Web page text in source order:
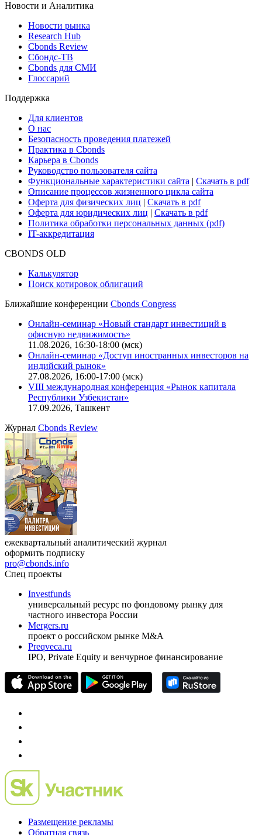
Новости и Аналитика
Новости рынка
Research Hub
Cbonds Review
Сбондс-ТВ
Cbonds для СМИ
Глоссарий
Поддержка
Для клиентов
О нас
Безопасность проведения платежей
Практика в Cbonds
Карьера в Cbonds
Руководство пользователя сайта
Функциональные характеристики сайта | Скачать в pdf
Описание процессов жизненного цикла сайта
Оферта для физических лиц | Скачать в pdf
Оферта для юридических лиц | Скачать в pdf
Политика обработки персональных данных (pdf)
IT-аккредитация
CBONDS OLD
Калькулятор
Поиск котировок облигаций
Ближайшие конференции Cbonds Congress
Онлайн-семинар «Новый стандарт инвестиций в
офисную недвижимость»
11.08.2026, 16:30-18:00 (мск)
Онлайн-семинар «Доступ иностранных инвесторов на
индийский рынок»
27.08.2026, 16:00-17:00 (мск)
VIII международная конференция «Рынок капитала
Республики Узбекистан»
17.09.2026, Ташкент
Журнал Cbonds Review
ежеквартальный аналитический журнал
оформить подписку
pro@cbonds.info
Спец проекты
Investfunds
универсальный ресурс по фондовому рынку для
частного инвестора России
Mergers.ru
проект о российском рынке M&A
Preqveca.ru
IPO, Private Equity и венчурное финансирование
Размещение рекламы
Обратная связь